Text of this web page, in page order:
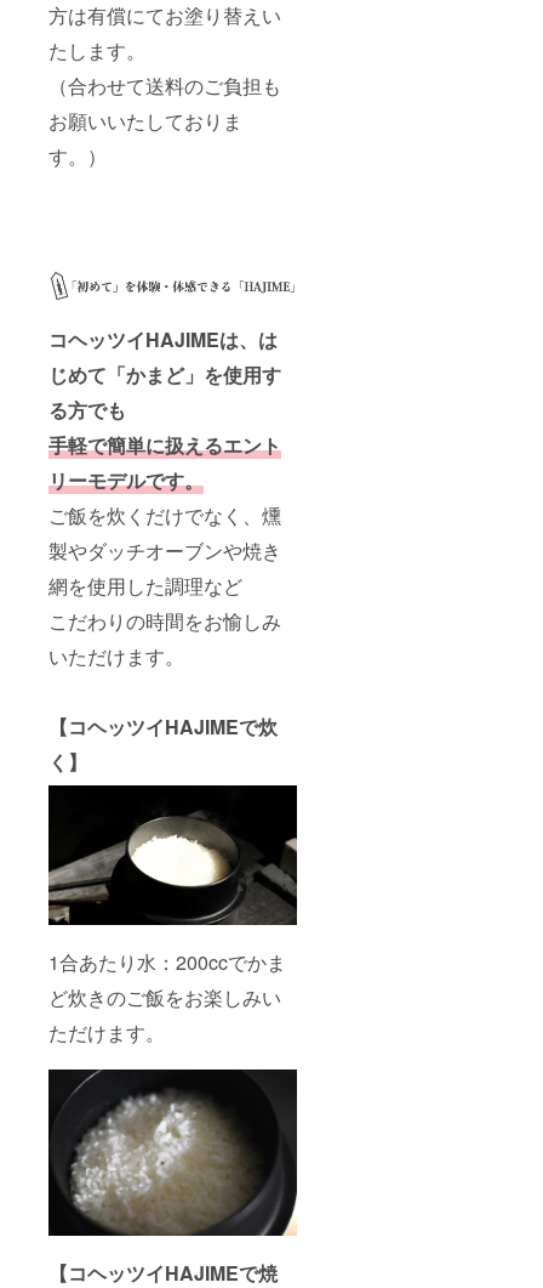
方は有償にてお塗り替えい
たします。
（合わせて送料のご負担も
お願いいたしておりま
す。）
コヘッツイHAJIMEは、は
じめて「かまど」を使用す
る方でも
手軽で簡単に扱えるエント
リーモデルです。
ご飯を炊くだけでなく、燻
製やダッチオーブンや焼き
網を使用した調理など
こだわりの時間をお愉しみ
いただけます。
【コヘッツイHAJIMEで炊
く】
1合あたり水：200ccでかま
ど炊きのご飯をお楽しみい
ただけます。
【コヘッツイHAJIMEで焼